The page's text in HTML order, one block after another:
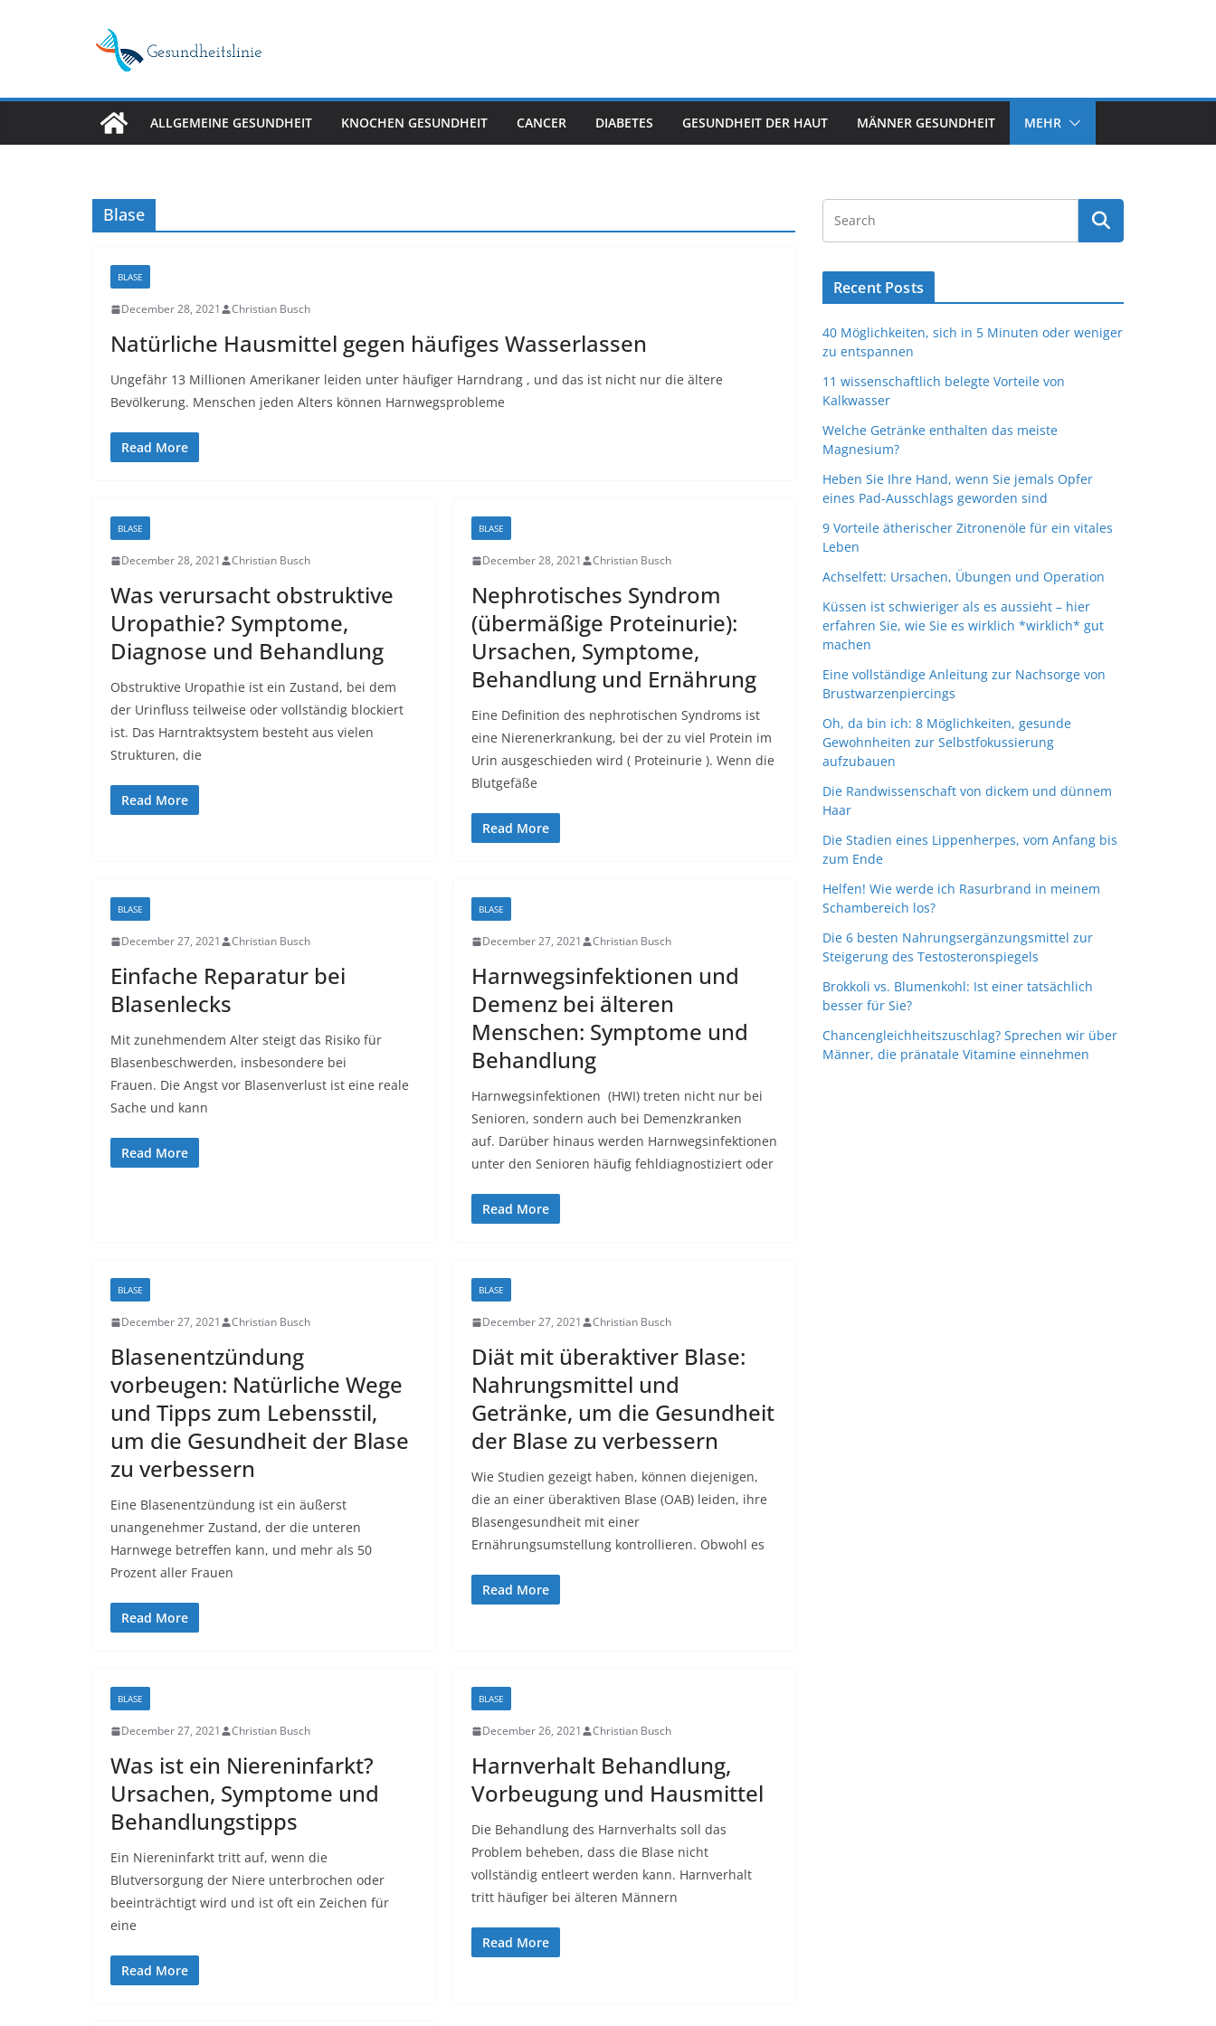
ALLGEMEINE GESUNDHEIT KNOCHEN GESUNDHEIT CANCER DIABETES GESUNDHEIT DER HAUT MÄNNER GESUNDHEIT MEHR
Blase
BLASE
December 28, 2021 Christian Busch
Natürliche Hausmittel gegen häufiges Wasserlassen
Ungefähr 13 Millionen Amerikaner leiden unter häufiger Harndrang , und das ist nicht nur die ältere
Bevölkerung. Menschen jeden Alters können Harnwegsprobleme
Read More
BLASE
December 28, 2021 Christian Busch
Was verursacht obstruktive
Uropathie? Symptome,
Diagnose und Behandlung
Obstruktive Uropathie ist ein Zustand, bei dem
der Urinfluss teilweise oder vollständig blockiert
ist. Das Harntraktsystem besteht aus vielen
Strukturen, die
Read More
BLASE
December 28, 2021 Christian Busch
Nephrotisches Syndrom
(übermäßige Proteinurie):
Ursachen, Symptome,
Behandlung und Ernährung
Eine Definition des nephrotischen Syndroms ist
eine Nierenerkrankung, bei der zu viel Protein im
Urin ausgeschieden wird ( Proteinurie ). Wenn die
Blutgefäße
Read More
BLASE
December 27, 2021 Christian Busch
Einfache Reparatur bei
Blasenlecks
Mit zunehmendem Alter steigt das Risiko für
Blasenbeschwerden, insbesondere bei
Frauen. Die Angst vor Blasenverlust ist eine reale
Sache und kann
Read More
BLASE
December 27, 2021 Christian Busch
Harnwegsinfektionen und
Demenz bei älteren
Menschen: Symptome und
Behandlung
Harnwegsinfektionen (HWI) treten nicht nur bei
Senioren, sondern auch bei Demenzkranken
auf. Darüber hinaus werden Harnwegsinfektionen
unter den Senioren häufig fehldiagnostiziert oder
Read More
BLASE
December 27, 2021 Christian Busch
Blasenentzündung
vorbeugen: Natürliche Wege
und Tipps zum Lebensstil,
um die Gesundheit der Blase
zu verbessern
Eine Blasenentzündung ist ein äußerst
unangenehmer Zustand, der die unteren
Harnwege betreffen kann, und mehr als 50
Prozent aller Frauen
Read More
BLASE
December 27, 2021 Christian Busch
Diät mit überaktiver Blase:
Nahrungsmittel und
Getränke, um die Gesundheit
der Blase zu verbessern
Wie Studien gezeigt haben, können diejenigen,
die an einer überaktiven Blase (OAB) leiden, ihre
Blasengesundheit mit einer
Ernährungsumstellung kontrollieren. Obwohl es
Read More
BLASE
December 27, 2021 Christian Busch
Was ist ein Niereninfarkt?
Ursachen, Symptome und
Behandlungstipps
Ein Niereninfarkt tritt auf, wenn die
Blutversorgung der Niere unterbrochen oder
beeinträchtigt wird und ist oft ein Zeichen für
eine
Read More
BLASE
December 26, 2021 Christian Busch
Harnverhalt Behandlung,
Vorbeugung und Hausmittel
Die Behandlung des Harnverhalts soll das
Problem beheben, dass die Blase nicht
vollständig entleert werden kann. Harnverhalt
tritt häufiger bei älteren Männern
Read More
Recent Posts
40 Möglichkeiten, sich in 5 Minuten oder weniger
zu entspannen
11 wissenschaftlich belegte Vorteile von
Kalkwasser
Welche Getränke enthalten das meiste
Magnesium?
Heben Sie Ihre Hand, wenn Sie jemals Opfer
eines Pad-Ausschlags geworden sind
9 Vorteile ätherischer Zitronenöle für ein vitales
Leben
Achselfett: Ursachen, Übungen und Operation
Küssen ist schwieriger als es aussieht – hier
erfahren Sie, wie Sie es wirklich *wirklich* gut
machen
Eine vollständige Anleitung zur Nachsorge von
Brustwarzenpiercings
Oh, da bin ich: 8 Möglichkeiten, gesunde
Gewohnheiten zur Selbstfokussierung
aufzubauen
Die Randwissenschaft von dickem und dünnem
Haar
Die Stadien eines Lippenherpes, vom Anfang bis
zum Ende
Helfen! Wie werde ich Rasurbrand in meinem
Schambereich los?
Die 6 besten Nahrungsergänzungsmittel zur
Steigerung des Testosteronspiegels
Brokkoli vs. Blumenkohl: Ist einer tatsächlich
besser für Sie?
Chancengleichheitszuschlag? Sprechen wir über
Männer, die pränatale Vitamine einnehmen